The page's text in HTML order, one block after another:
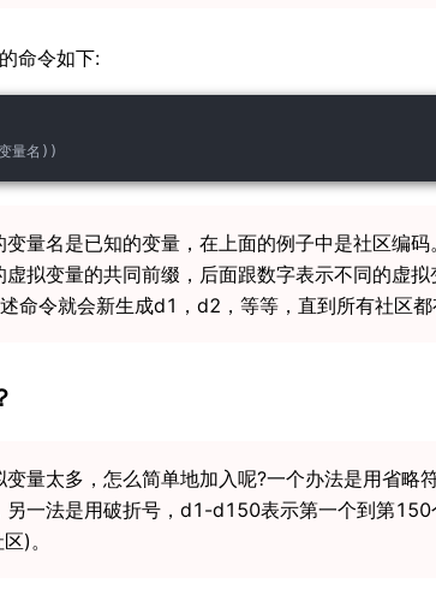
命令如下:
量名))
变量名是已知的变量，在上面的例子中是社区编
虚拟变量的共同前缀，后面跟数字表示不同的虚
命令就会新生成d1，d2，等等，直到所有社区都
变量太多，怎么简单地加入呢?一个办法是用省略
另一法是用破折号，d1-d150表示第一个到第150
)。